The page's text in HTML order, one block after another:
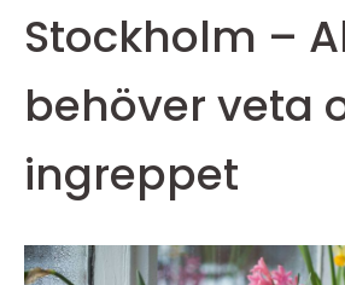
Stockholm –
behöver veta
ingreppet